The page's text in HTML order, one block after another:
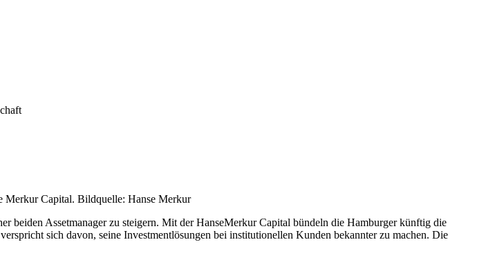
Merkur Capital. Bildquelle: Hanse Merkur
beiden Assetmanager zu steigern. Mit der HanseMerkur Capital bündeln die Hamburger künftig die
sich davon, seine Investmentlösungen bei institutionellen Kunden bekannter zu machen. Die